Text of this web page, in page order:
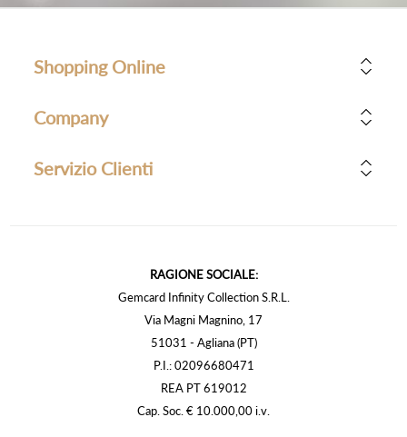
Shopping Online
Company
Servizio Clienti
RAGIONE SOCIALE:
Gemcard Infinity Collection S.R.L.
Via Magni Magnino, 17
51031 - Agliana (PT)
P.I.: 02096680471
REA PT 619012
Cap. Soc. € 10.000,00 i.v.